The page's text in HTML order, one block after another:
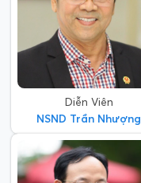
Diễn Viên
NSND Trần Nhượng